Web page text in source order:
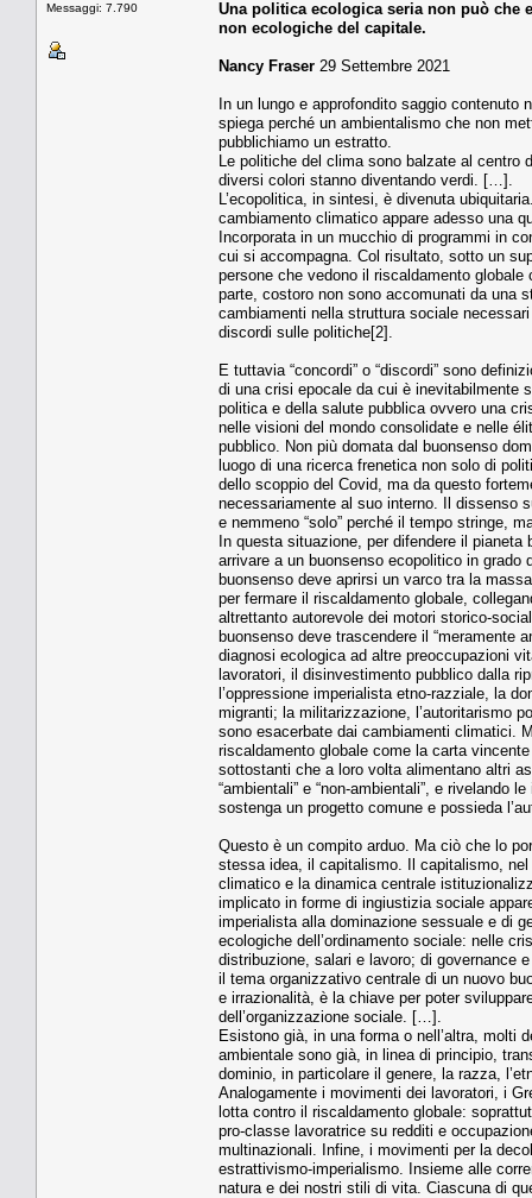
Messaggi: 7.790
Una politica ecologica seria non può che
non ecologiche del capitale.
Nancy Fraser 29 Settembre 2021
In un lungo e approfondito saggio contenuto
spiega perché un ambientalismo che non
pubblichiamo un estratto.
Le politiche del clima sono balzate al centro
diversi colori stanno diventando verdi. […].
L’ecopolitica, in sintesi, è divenuta
cambiamento climatico appare adesso una
Incorporata in un mucchio di programmi in
cui si accompagna. Col risultato, sotto un
persone che vedono il riscaldamento
parte, costoro non sono accomunati da una
cambiamenti nella struttura sociale
discordi sulle politiche[2].
E tuttavia “concordi” o “discordi” sono
di una crisi epocale da cui è inevitabilmente
politica e della salute pubblica ovvero una
nelle visioni del mondo consolidate e nelle
pubblico. Non più domata dal buonsenso
luogo di una ricerca frenetica non solo di
dello scoppio del Covid, ma da questo
necessariamente al suo interno. Il dissenso
e nemmeno “solo” perché il tempo stringe,
In questa situazione, per difendere il pianeta
arrivare a un buonsenso ecopolitico in
buonsenso deve aprirsi un varco tra la
per fermare il riscaldamento globale,
altrettanto autorevole dei motori storico-
buonsenso deve trascendere il “meramente
diagnosi ecologica ad altre preoccupazioni
lavoratori, il disinvestimento pubblico dalla
l’oppressione imperialista etno-razziale, la
migranti; la militarizzazione, l’autoritarismo
sono esacerbate dai cambiamenti climatici.
riscaldamento globale come la carta
sottostanti che a loro volta alimentano altri
“ambientali” e “non-ambientali”, e rivelando
sostenga un progetto comune e possieda
Questo è un compito arduo. Ma ciò che lo
stessa idea, il capitalismo. Il capitalismo,
climatico e la dinamica centrale
implicato in forme di ingiustizia sociale
imperialista alla dominazione sessuale e di
ecologiche dell’ordinamento sociale: nelle
distribuzione, salari e lavoro; di governance
il tema organizzativo centrale di un nuovo
e irrazionalità, è la chiave per poter
dell’organizzazione sociale. […].
Esistono già, in una forma o nell’altra, molti
ambientale sono già, in linea di principio,
dominio, in particolare il genere, la razza,
Analogamente i movimenti dei lavoratori, i
lotta contro il riscaldamento globale:
pro-classe lavoratrice su redditi e
multinazionali. Infine, i movimenti per la
estrattivismo-imperialismo. Insieme alle
natura e dei nostri stili di vita. Ciascuna di